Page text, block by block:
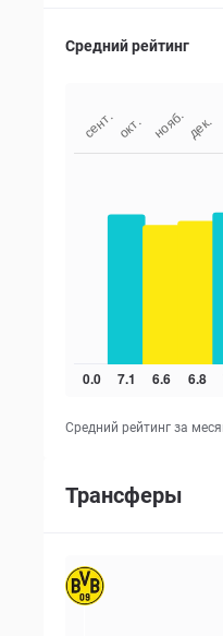
Средний рейтинг
Средний рейтинг за
Трансферы